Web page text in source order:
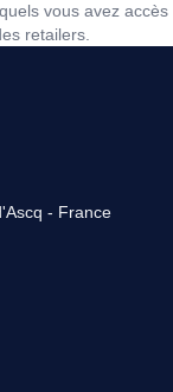
vous avez accès
retailers.
- France